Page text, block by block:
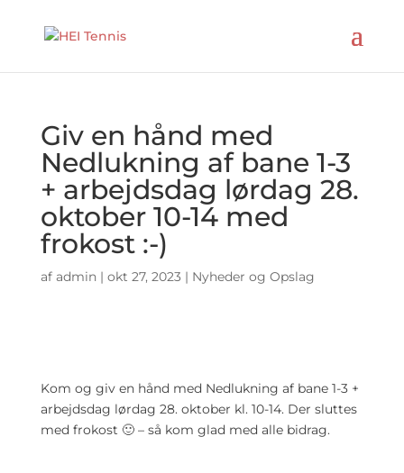
Giv en hånd med
Nedlukning af bane 1-3
+ arbejdsdag lørdag 28.
oktober 10-14 med
frokost :-)
af admin| okt 27, 2023| Nyheder og Opslag
Kom og giv en hånd med Nedlukning af bane 1-3 +
arbejdsdag lørdag 28. oktober kl. 10-14. Der sluttes
med frokost 🙂 – så kom glad med alle bidrag.